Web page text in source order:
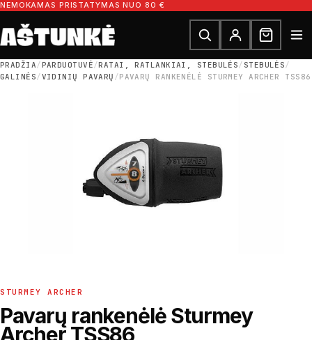
Pereiti prie turinio
NEMOKAMAS PRISTATYMAS NUO 80 €
Ieškoti dalių
Ieškoti
PRADŽIA/PARDUOTUVĖ/RATAI, RATLANKIAI, STEBULĖS/ STEBULĖS/
GALINĖS/VIDINIŲ PAVARŲ /PAVARŲ RANKENĖLĖ STURMEY ARCHER TSS86
STURMEY ARCHER
Pavarų rankenėlė Sturmey
Archer TSS86